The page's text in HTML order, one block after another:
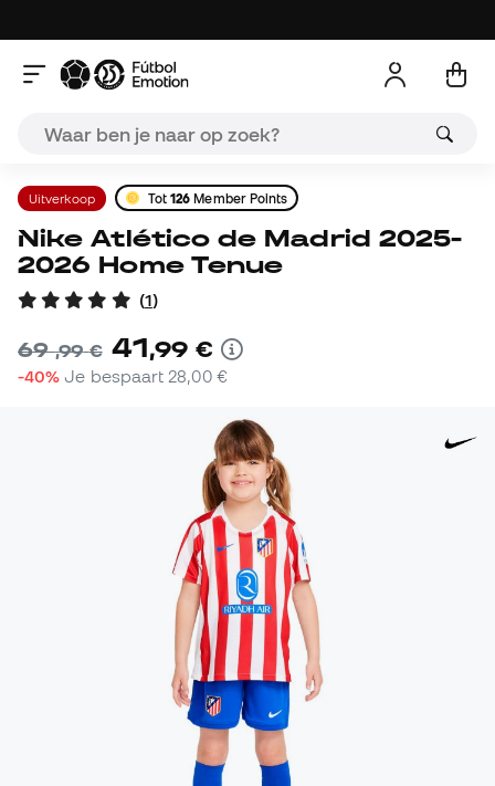
Uitverkoop Tot126 Member Points
Nike Atlético de Madrid 2025-
2026 Home Tenue
(1)
69,99 € 41,99 €
-40% Je bespaart 28,00 €